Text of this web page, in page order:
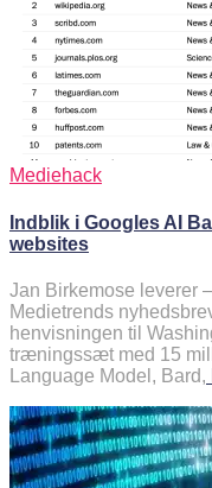
Mediehack
Indblik i Googles AI
websites
Jan Birkemose leverer
Medietrends
henvisningen til
træningssæt med 15
Language Model, Bard,